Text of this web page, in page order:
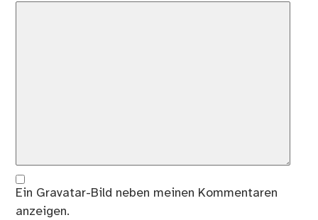
Ein Gravatar-Bild neben meinen Kommentaren
anzeigen.